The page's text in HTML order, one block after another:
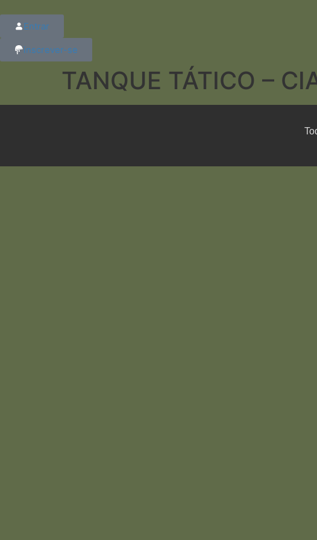
Entrar
inscrever-se
TANQUE TÁTICO –